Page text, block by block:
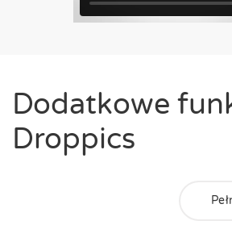
Dodatkowe
Droppics